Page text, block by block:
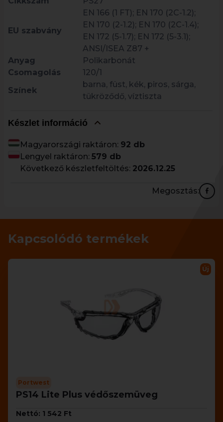
EU szabvány
EN 166 (1 FT); EN 170 (2C-1.2);
EN 170 (2-1.2); EN 170 (2C-1.4);
EN 172 (5-1.7); EN 172 (5-3.1);
ANSI/ISEA Z87 +
Anyag
Polikarbonát
Csomagolás
120/1
Színek
barna, füst, kék, piros, sárga,
tükröződő, víztiszta
Készlet információ
Magyarországi raktáron: 92 db
Lengyel raktáron: 579 db
Következő készletfeltöltés: 2026.12.25
Megosztás:
Kapcsolódó termékek
Új
Portwest
PS14 Lite Plus védőszemüveg
Nettó: 1 542 Ft